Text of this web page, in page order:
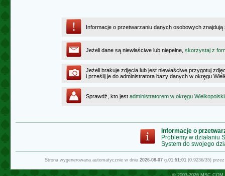
Informacje o przetwarzaniu danych osobowych
Jeżeli dane są niewłaściwe lub niepełne, skorzystaj z
Jeżeli brakuje zdjęcia lub jest niewłaściwe przygotuj
i prześlij je do administratora bazy danych w okręgu
Sprawdź, kto jest administratorem w okręgu
Informacje o
Problemy w działaniu
System do swojego
Strona wygenerowana automatycznie w dniu 2026-08-07g.01:51:01(0.9236/35)
© 2003-2026